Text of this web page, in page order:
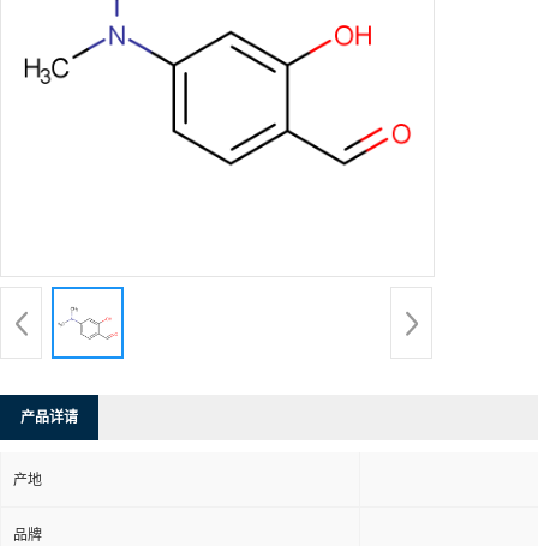
产品详请
产地
品牌